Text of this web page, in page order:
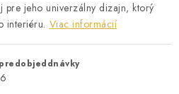
pre jeho univerzálny dizajn, ktorý
interiéru. Viac informácií